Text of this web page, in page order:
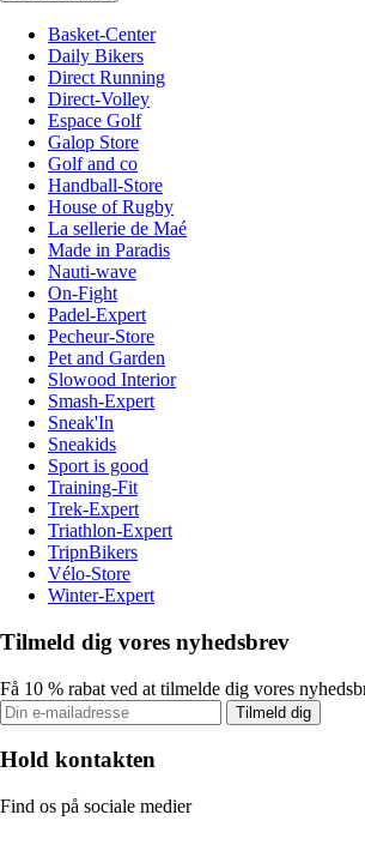
Basket-Center
Daily Bikers
Direct Running
Direct-Volley
Espace Golf
Galop Store
Golf and co
Handball-Store
House of Rugby
La sellerie de Maé
Made in Paradis
Nauti-wave
On-Fight
Padel-Expert
Pecheur-Store
Pet and Garden
Slowood Interior
Smash-Expert
Sneak'In
Sneakids
Sport is good
Training-Fit
Trek-Expert
Triathlon-Expert
TripnBikers
Vélo-Store
Winter-Expert
Tilmeld dig vores nyhedsbrev
Få 10 % rabat ved at tilmelde dig vores
Tilmeld dig
Hold kontakten
Find os på sociale medier